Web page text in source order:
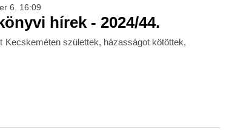
6. 16:09
hírek - 2024/44.
Kecskeméten születtek, házasságot kötöttek,